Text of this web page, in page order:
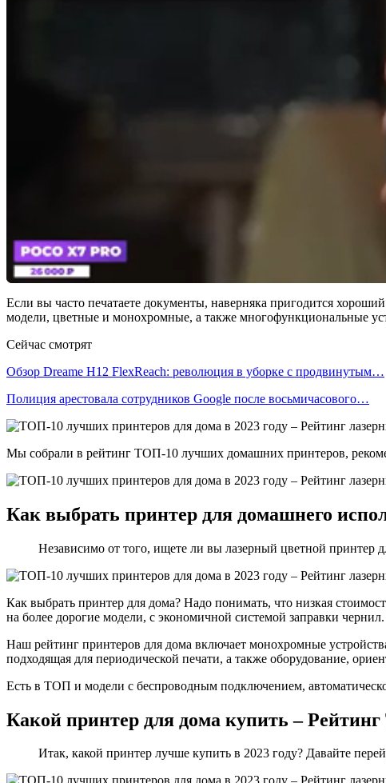
Если вы часто печатаете документы, наверняка пригодится
модели, цветные и монохромные, а также многофункциональные
Сейчас смотрят
Обзор Dreame H12 FlexReach: революция в уборке с продвинутым…
Полиция арестовала сотрудников Google после восьмичасового…
Мы собрали в рейтинг ТОП-10 лучших домашних принтеров,
Как выбрать принтер для домашнего
Независимо от того, ищете ли вы лазерный цветной принтер
Как выбрать принтер для дома? Надо понимать, что низкая
на более дорогие модели, с экономичной системой заправки
Наш рейтинг принтеров для дома включает монохромные
подходящая для периодической печати, а также оборудование,
Есть в ТОП и модели с беспроводным подключением,
Какой принтер для дома купить –
Итак, какой принтер лучше купить в 2023 году? Давайте